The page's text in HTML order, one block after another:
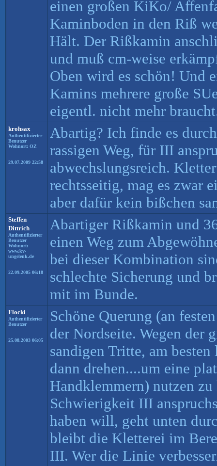
einen großen KiKo/
Kaminboden in den Riß
Hält. Der Rißkamin
und muß cm-weise
Oben wird es schön! Und
Kamins mehrere große
eigentl. nicht mehr
krohsax
Authentifizierter
Benutzer
Wohnort: OZ
29.07.2009 22:58
Abartig? Ich finde es
rassigen Weg, für III
abwechslungsreich.
rechtsseitig, mag es zwar
aber dafür kein bißchen
Steffen
Dittrich
Authentifizierter
Benutzer
Wohnort:
www.kv-
ungelenk.de
22.09.2005 06:18
Abartiger Rißkamin und
einen Weg zum
bei dieser Kombination
schlechte Sicherung und
mit im Bunde.
Flocki
Authentifizierter
Benutzer
25.08.2003 06:05
Schöne Querung (an
der Nordseite. Wegen der
sandigen Tritte, am
dann drehen....um eine
Handklemmern) nutzen
Schwierigkeit III
haben will, geht unten
bleibt die Kletterei im
III. Wer die Linie